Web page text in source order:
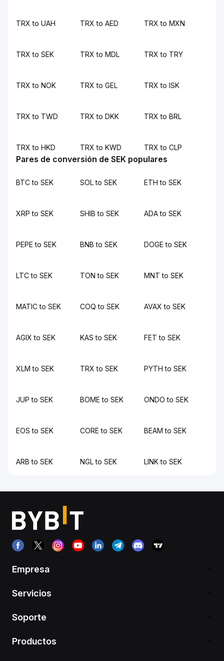
TRX to UAH TRX to AED TRX to MXN
TRX to SEK TRX to MDL TRX to TRY
TRX to NOK TRX to GEL TRX to ISK
TRX to TWD TRX to DKK TRX to BRL
TRX to HKD TRX to KWD TRX to CLP
Pares de conversión de SEK populares
BTC to SEK SOL to SEK ETH to SEK
XRP to SEK SHIB to SEK ADA to SEK
PEPE to SEK BNB to SEK DOGE to SEK
LTC to SEK TON to SEK MNT to SEK
MATIC to SEK COQ to SEK AVAX to SEK
AGIX to SEK KAS to SEK FET to SEK
XLM to SEK TRX to SEK PYTH to SEK
JUP to SEK BOME to SEK ONDO to SEK
EOS to SEK CORE to SEK BEAM to SEK
ARB to SEK NGL to SEK LINK to SEK
Empresa
Servicios
Soporte
Productos